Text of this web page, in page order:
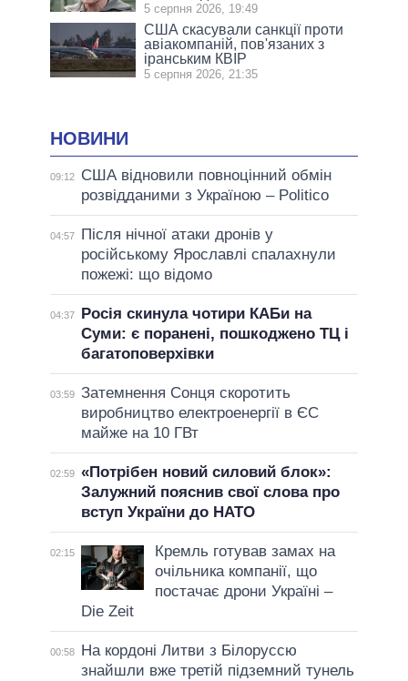
5 серпня 2026, 19:49
США скасували санкції проти
авіакомпаній, пов'язаних з
іранським КВІР
5 серпня 2026, 21:35
НОВИНИ
09:12
США відновили повноцінний обмін
розвідданими з Україною – Politico
04:57
Після нічної атаки дронів у
російському Ярославлі спалахнули
пожежі: що відомо
04:37
Росія скинула чотири КАБи на
Суми: є поранені, пошкоджено ТЦ і
багатоповерхівки
03:59 Затемнення Сонця скоротить
виробництво електроенергії в ЄС
майже на 10 ГВт
02:59 «Потрібен новий силовий блок»:
Залужний пояснив свої слова про
вступ України до НАТО
02:15
Кремль готував замах на
очільника компанії, що
постачає дрони Україні –
Die Zeit
00:58
На кордоні Литви з Білоруссю
знайшли вже третій підземний тунель